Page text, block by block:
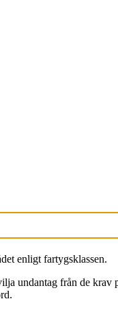
enligt fartygsklassen.
undantag från de krav